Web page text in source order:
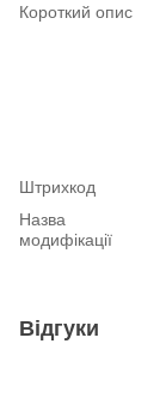
Короткий опис
Штрихкод
Назва
модифікації
Відгуки